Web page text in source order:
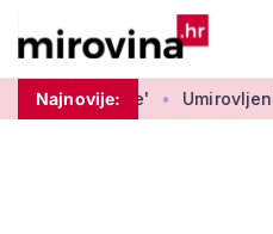
Najnovije:
Umirovljenica Jasmina (62):